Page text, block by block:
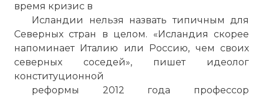
время кризис в
Исландии нельзя назвать типичным для
Северных стран в целом. «Исландия скорее
напоминает Италию или Россию, чем своих
северных соседей», пишет идеолог
конституционной
реформы 2012 года профессор